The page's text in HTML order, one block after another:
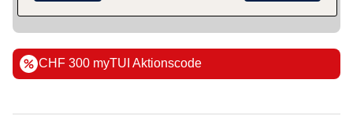
CHF 300 myTUI Aktionscode